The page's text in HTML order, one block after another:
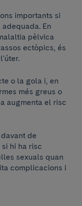
importants si
En
pèlvica
ectòpics, és
o la gola i, en
més greus o
augmenta el risc
de
hi ha risc
sexuals quan
complicacions i